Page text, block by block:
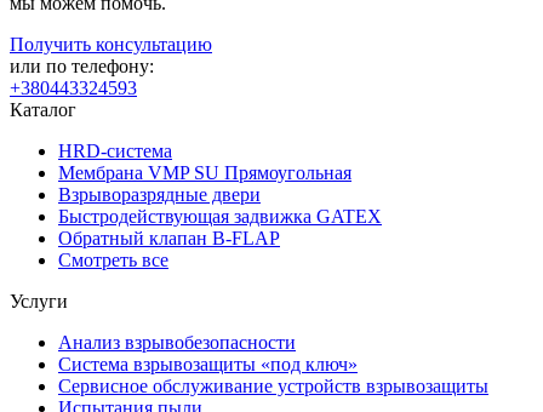
Получить консультацию
или по телефону:
+380443324593
Каталог
HRD-система
Мембрана VMP SU Прямоугольная
Взрыворазрядные двери
Быстродействующая задвижка GATEX
Обратный клапан B-FLAP
Смотреть все
Услуги
Анализ взрывобезопасности
Система взрывозащиты «под ключ»
Сервисное обслуживание устройств взрывозащиты
Испытания пыли